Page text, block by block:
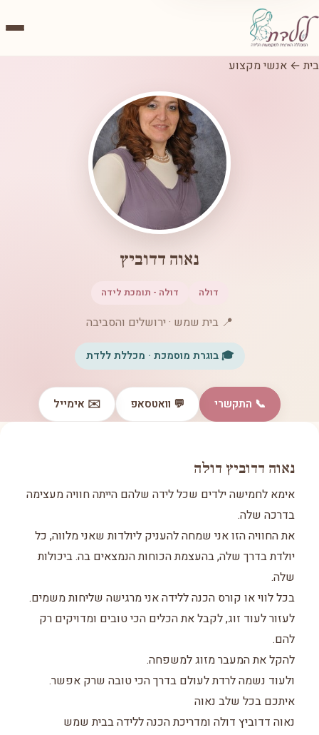
בית ← אנשי מקצוע
נאוה דדוביץ
דולה דולה - תומכת לידה
📍 בית שמש · ירושלים והסביבה
🎓 בוגרת מוסמכת · מכללת ללדת
📞 התקשרי 💬 וואטסאפ ✉️ אימייל
נאוה דדוביץ דולה
אימא לחמישה ילדים שכל לידה שלהם הייתה חוויה מעצימה
בדרכה שלה.
את החוויה הזו אני שמחה להעניק ליולדות שאני מלווה, כל
יולדת בדרך שלה, בהעצמת הכוחות הנמצאים בה. ביכולות
שלה.
בכל לווי או קורס הכנה ללידה אני מרגישה שליחות משמים.
לעזור לעוד זוג, לקבל את הכלים הכי טובים ומדויקים רק
להם.
להקל את המעבר מזוג למשפחה.
ולעוד נשמה לרדת לעולם בדרך הכי טובה שרק אפשר.
איתכם בכל שלב נאוה
נאוה דדוביץ דולה ומדריכת הכנה ללידה בבית שמש